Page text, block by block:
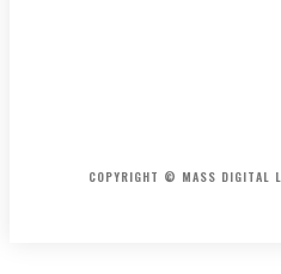
COPYRIGHT © MASS DIGITAL